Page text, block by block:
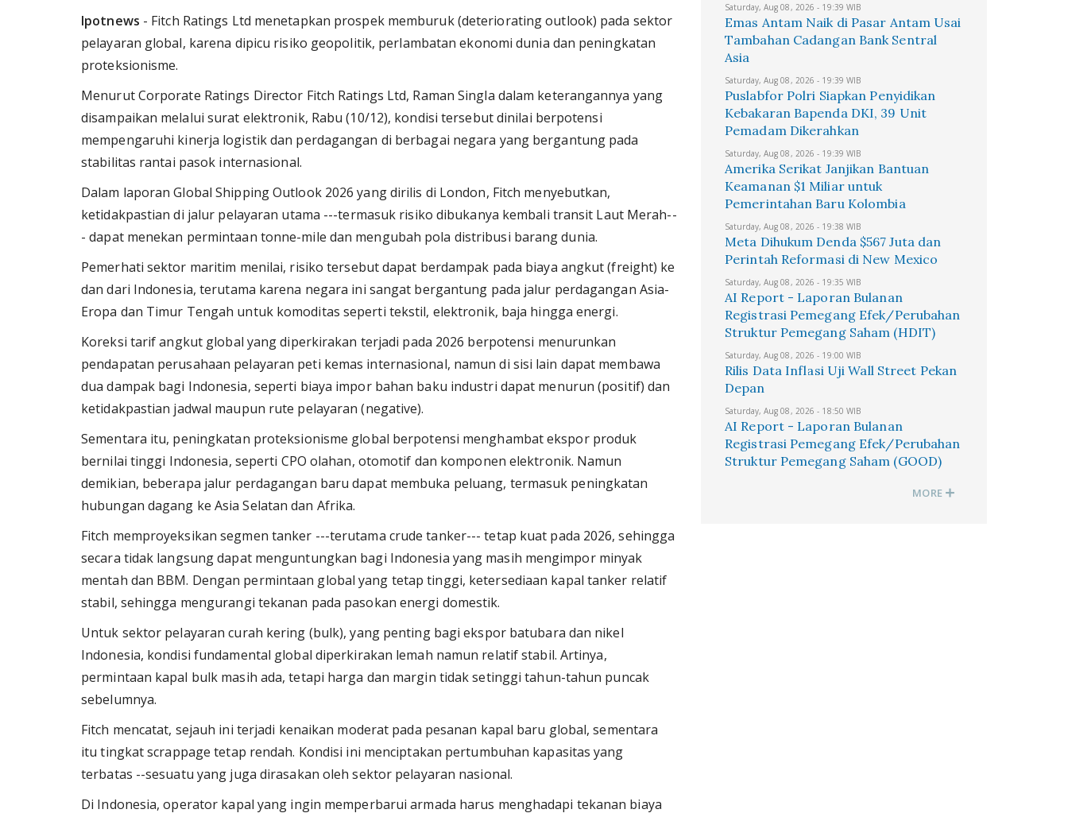
Ipotnews - Fitch Ratings Ltd menetapkan prospek memburuk (deteriorating outlook) pada sektor
pelayaran global, karena dipicu risiko geopolitik, perlambatan ekonomi dunia dan peningkatan
proteksionisme.
Menurut Corporate Ratings Director Fitch Ratings Ltd, Raman Singla dalam keterangannya yang
disampaikan melalui surat elektronik, Rabu (10/12), kondisi tersebut dinilai berpotensi
mempengaruhi kinerja logistik dan perdagangan di berbagai negara yang bergantung pada
stabilitas rantai pasok internasional.
Dalam laporan Global Shipping Outlook 2026 yang dirilis di London, Fitch menyebutkan,
ketidakpastian di jalur pelayaran utama ---termasuk risiko dibukanya kembali transit Laut Merah--
- dapat menekan permintaan tonne-mile dan mengubah pola distribusi barang dunia.
Pemerhati sektor maritim menilai, risiko tersebut dapat berdampak pada biaya angkut (freight) ke
dan dari Indonesia, terutama karena negara ini sangat bergantung pada jalur perdagangan Asia-
Eropa dan Timur Tengah untuk komoditas seperti tekstil, elektronik, baja hingga energi.
Koreksi tarif angkut global yang diperkirakan terjadi pada 2026 berpotensi menurunkan
pendapatan perusahaan pelayaran peti kemas internasional, namun di sisi lain dapat membawa
dua dampak bagi Indonesia, seperti biaya impor bahan baku industri dapat menurun (positif) dan
ketidakpastian jadwal maupun rute pelayaran (negative).
Sementara itu, peningkatan proteksionisme global berpotensi menghambat ekspor produk
bernilai tinggi Indonesia, seperti CPO olahan, otomotif dan komponen elektronik. Namun
demikian, beberapa jalur perdagangan baru dapat membuka peluang, termasuk peningkatan
hubungan dagang ke Asia Selatan dan Afrika.
Fitch memproyeksikan segmen tanker ---terutama crude tanker--- tetap kuat pada 2026, sehingga
secara tidak langsung dapat menguntungkan bagi Indonesia yang masih mengimpor minyak
mentah dan BBM. Dengan permintaan global yang tetap tinggi, ketersediaan kapal tanker relatif
stabil, sehingga mengurangi tekanan pada pasokan energi domestik.
Untuk sektor pelayaran curah kering (bulk), yang penting bagi ekspor batubara dan nikel
Indonesia, kondisi fundamental global diperkirakan lemah namun relatif stabil. Artinya,
permintaan kapal bulk masih ada, tetapi harga dan margin tidak setinggi tahun-tahun puncak
sebelumnya.
Fitch mencatat, sejauh ini terjadi kenaikan moderat pada pesanan kapal baru global, sementara
itu tingkat scrappage tetap rendah. Kondisi ini menciptakan pertumbuhan kapasitas yang
terbatas --sesuatu yang juga dirasakan oleh sektor pelayaran nasional.
Di Indonesia, operator kapal yang ingin memperbarui armada harus menghadapi tekanan biaya
Saturday, Aug 08, 2026 - 19:39 WIB
Emas Antam Naik di Pasar Antam Usai
Tambahan Cadangan Bank Sentral
Asia
Saturday, Aug 08, 2026 - 19:39 WIB
Puslabfor Polri Siapkan Penyidikan
Kebakaran Bapenda DKI, 39 Unit
Pemadam Dikerahkan
Saturday, Aug 08, 2026 - 19:39 WIB
Amerika Serikat Janjikan Bantuan
Keamanan $1 Miliar untuk
Pemerintahan Baru Kolombia
Saturday, Aug 08, 2026 - 19:38 WIB
Meta Dihukum Denda $567 Juta dan
Perintah Reformasi di New Mexico
Saturday, Aug 08, 2026 - 19:35 WIB
AI Report - Laporan Bulanan
Registrasi Pemegang Efek/Perubahan
Struktur Pemegang Saham (HDIT)
Saturday, Aug 08, 2026 - 19:00 WIB
Rilis Data Inflasi Uji Wall Street Pekan
Depan
Saturday, Aug 08, 2026 - 18:50 WIB
AI Report - Laporan Bulanan
Registrasi Pemegang Efek/Perubahan
Struktur Pemegang Saham (GOOD)
MORE